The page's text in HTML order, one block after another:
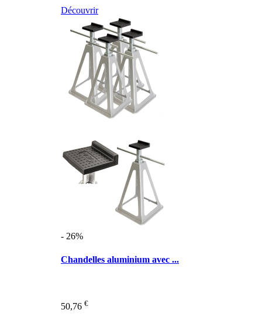
Découvrir
- 26%
Chandelles aluminium avec ...
50,76 €